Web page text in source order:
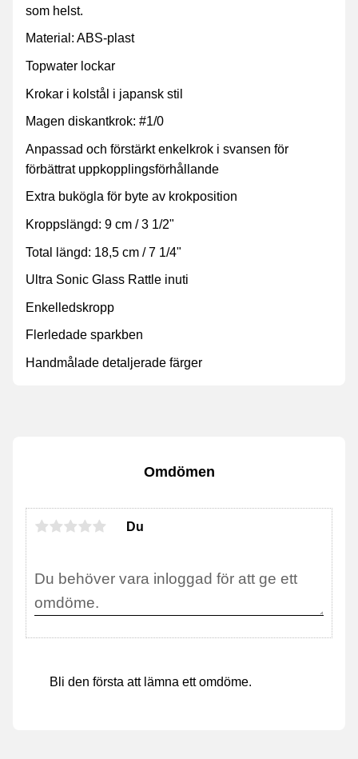
som helst.
Material: ABS-plast
Topwater lockar
Krokar i kolstål i japansk stil
Magen diskantkrok: #1/0
Anpassad och förstärkt enkelkrok i svansen för
förbättrat uppkopplingsförhållande
Extra bukögla för byte av krokposition
Kroppslängd: 9 cm / 3 1/2"
Total längd: 18,5 cm / 7 1/4"
Ultra Sonic Glass Rattle inuti
Enkelledskropp
Flerledade sparkben
Handmålade detaljerade färger
Omdömen
Du
Bli den första att lämna ett omdöme.